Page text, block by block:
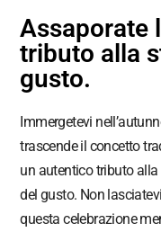
Assaporate
tributo alla
gusto.
Immergetevi
trascende il concetto
un autentico tributo
del gusto. Non
questa celebrazione